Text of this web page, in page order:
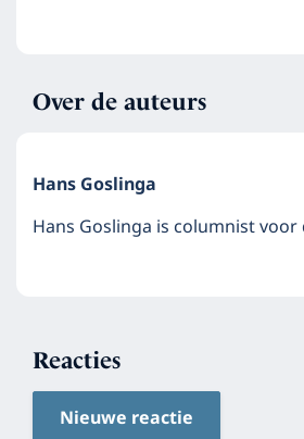
Over de auteurs
Hans Goslinga
Hans Goslinga is columnist voor
Reacties
Nieuwe reactie